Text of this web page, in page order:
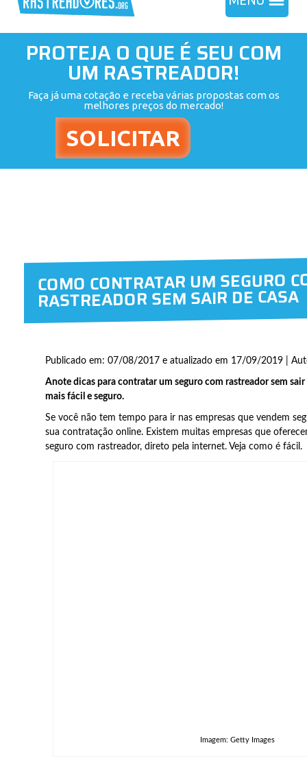
PROTEJA O QUE É SEU COM
UM RASTREADOR!
Faça já uma cotação e receba várias propostas com os
melhores preços do mercado!
COMO CONTRATAR UM SEGURO
RASTREADOR SEM SAIR DE CASA
Publicado em: 07/08/2017 e atualizado em 17/09/2019 |
Anote dicas para contratar um seguro com rastreador sem
mais fácil e seguro.
Se você não tem tempo para ir nas empresas que vendem
sua contratação online. Existem muitas empresas que
seguro com rastreador, direto pela internet. Veja como é fácil.
Imagem: Getty Images